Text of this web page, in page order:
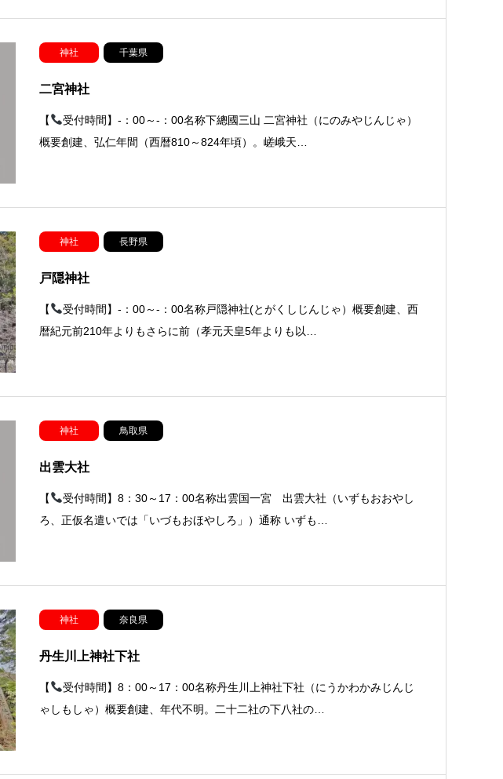
神社 千葉県
二宮神社
【
受付時間】-：00～-：00名称下總國三山 二宮神社（にのみやじんじゃ）
概要創建、弘仁年間（西暦810～824年頃）。嵯峨天…
神社 長野県
戸隠神社
【
受付時間】-：00～-：00名称戸隠神社(とがくしじんじゃ）概要創建、西
暦紀元前210年よりもさらに前（孝元天皇5年よりも以…
神社 鳥取県
出雲大社
【
受付時間】8：30～17：00名称出雲国一宮 出雲大社（いずもおおやし
ろ、正仮名遣いでは「いづもおほやしろ」）通称 いずも…
神社 奈良県
丹生川上神社下社
【
受付時間】8：00～17：00名称丹生川上神社下社（にうかわかみじんじ
ゃしもしゃ）概要創建、年代不明。二十二社の下八社の…